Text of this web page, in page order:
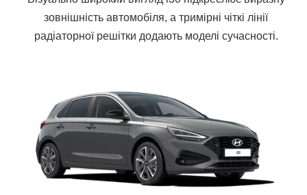
зовнішність автомобіля, а тримірні чіткі лінії
радіаторної решітки додають моделі сучасності.